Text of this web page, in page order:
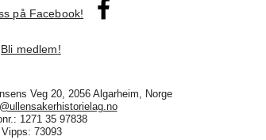
på Facebook!
Bli medlem!
Veg 20, 2056 Algarheim, Norge
1271 35 97838
Vipps: 73093